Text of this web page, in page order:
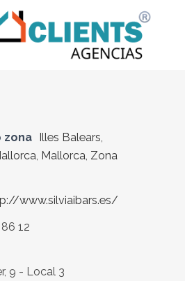
zona Illes Balears,
, Mallorca, Zona
www.silviaibars.es/
12
9 - Local 3